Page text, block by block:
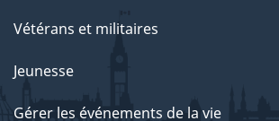
Vétérans et militaires
Jeunesse
Gérer les événements de la vie